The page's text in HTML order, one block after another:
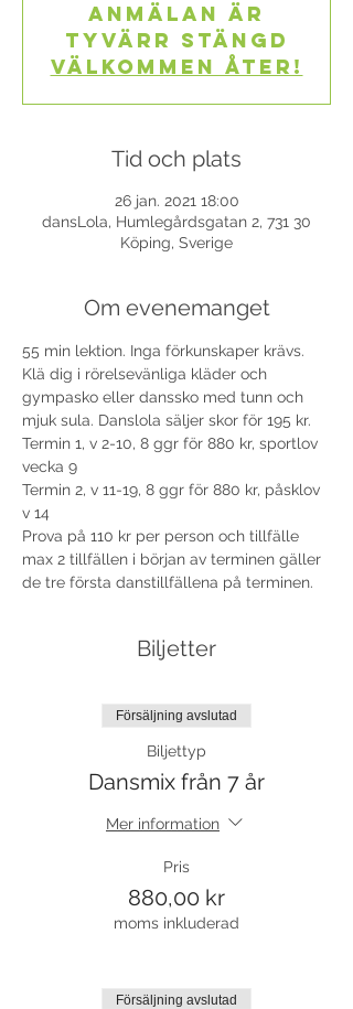
Anmälan är
tyvärr stängd
Välkommen åter!
Tid och plats
26 jan. 2021 18:00
dansLola, Humlegårdsgatan 2, 731 30
Köping, Sverige
Om evenemanget
55 min lektion. Inga förkunskaper krävs.
Klä dig i rörelsevänliga kläder och
gympasko eller danssko med tunn och
mjuk sula. Danslola säljer skor för 195 kr.
Termin 1, v 2-10, 8 ggr för 880 kr, sportlov
vecka 9
Termin 2, v 11-19, 8 ggr för 880 kr, påsklov
v 14
Prova på 110 kr per person och tillfälle
max 2 tillfällen i början av terminen gäller
de tre första danstillfällena på terminen.
Biljetter
Försäljning avslutad
Biljettyp
Dansmix från 7 år
Mer information
Pris
880,00 kr
moms inkluderad
Försäljning avslutad